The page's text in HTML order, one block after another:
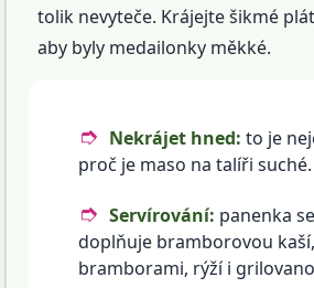
tolik nevyteče. Krájejte šikmé
aby byly medailonky měkké.
Nekrájet hned: to je
proč je maso na talíři suché.
Servírování: panenka
doplňuje bramborovou
bramborami, rýží i